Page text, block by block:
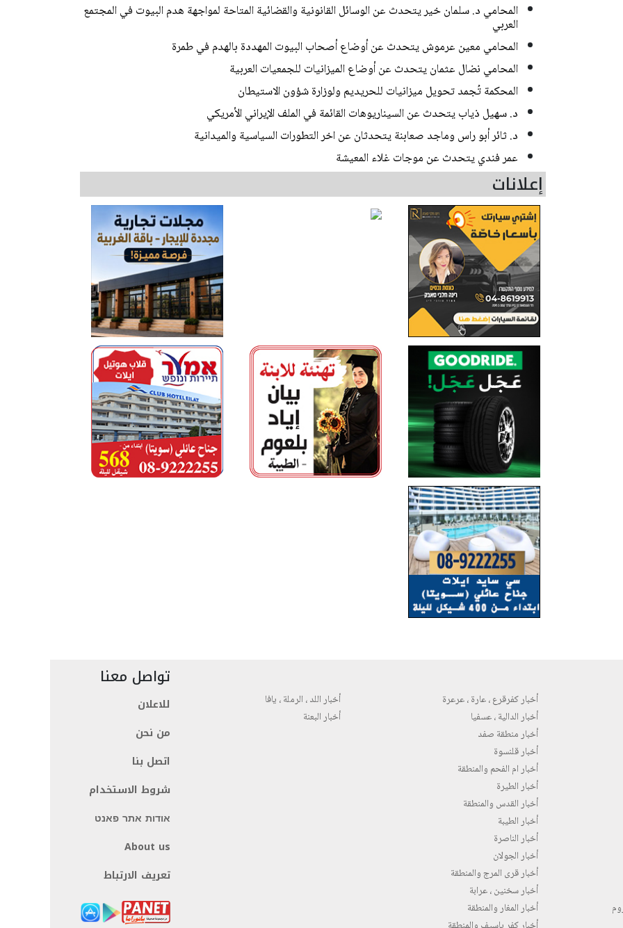
المحامي د. سلمان خير يتحدث عن الوسائل القانونية والقضائية المتاحة لمواجهة هدم البيوت في المجتمع
العربي
المحامي معين عرموش يتحدث عن أوضاع أصحاب البيوت المهددة بالهدم في طمرة
المحامي نضال عثمان يتحدث عن أوضاع الميزانيات للجمعيات العربية
المحكمة تُجمد تحويل ميزانيات للحريديم ولوزارة شؤون الاستيطان
د. سهيل ذياب يتحدث عن السيناريوهات القائمة في الملف الإيراني الأمريكي
د. ثائر أبو راس وماجد صعابنة يتحدثان عن اخر التطورات السياسية والميدانية
عمر فندي يتحدث عن موجات غلاء المعيشة
إعلانات
أخبار كفرقرع ، عارة ، عرعرة
أخبار الدالية ، عسفيا
أخبار منطقة صفد
أخبار قلنسوة
أخبار ام الفحم والمنطقة
أخبار الطيرة
أخبار القدس والمنطقة
أخبار الطيبة
أخبار الناصرة
أخبار الجولان
أخبار قرى المرج والمنطقة
أخبار سخنين ، عرابة
أخبار المغار والمنطقة
أخبار اللد ، الرملة ، يافا
أخبار البعنة
تواصل معنا
للاعلان
من نحن
اتصل بنا
شروط الاستخدام
אודות אתר פאנט
About us
تعريف الارتباط